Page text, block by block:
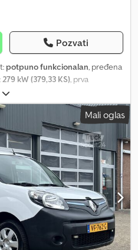
Pozvati
potpuno funkcionalan, pređena
279 kW (379,33 KS), prva
dizel
gume:295/80 R22.5, Godina
VS9YR1235BH016181,
, Obaveštavamo vas da su
i unapređenju. Serigrafija je
prodavca; vozilo će biti
van Italije, kupac je u obavezi da
je dostupno po ceni Kupi
i započeti pregovore.
Mali oglas